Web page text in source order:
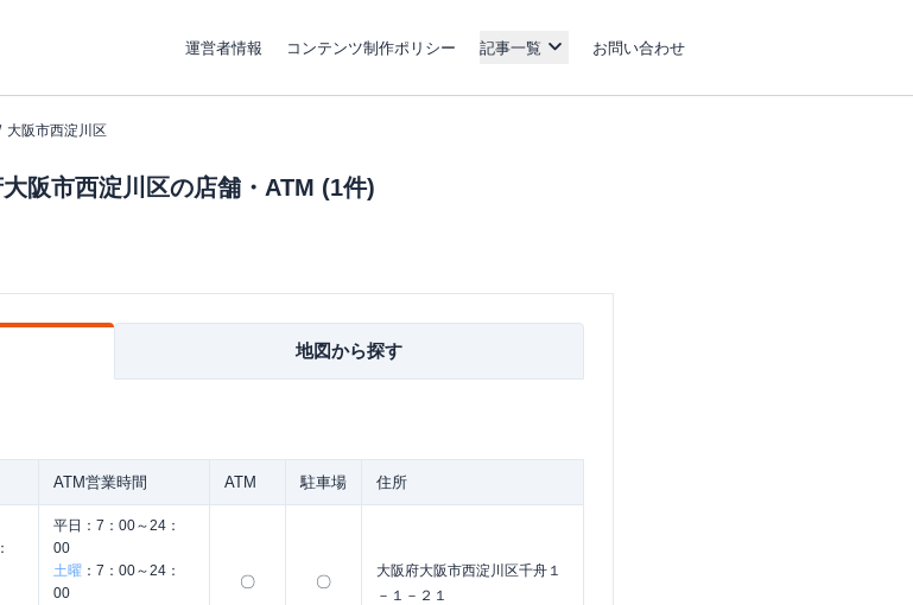
運営者情報 コンテンツ制作ポリシー 記事一覧 お問い合わせ
大阪市西淀川区
阪市西淀川区の店舗・ATM (1件)
地図から探す
ATM営業時間 ATM 駐車場 住所
平日： 7：00～24：
00
土曜 ： 7：00～24：
00
〇 〇
大阪府大阪市西淀川区千舟１
－１－２１